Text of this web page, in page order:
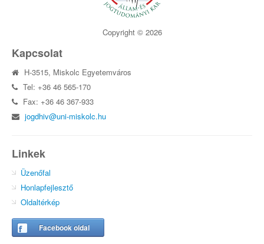
Copyright © 2026
Kapcsolat
H-3515, Miskolc Egyetemváros
Tel: +36 46 565-170
Fax: +36 46 367-933
jogdhiv@uni-miskolc.hu
Linkek
Üzenőfal
Honlapfejlesztő
Oldaltérkép
Facebook oldal